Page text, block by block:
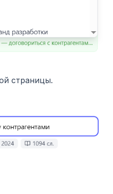
страницы.